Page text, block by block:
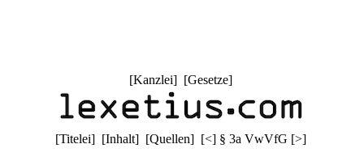
[Kanzlei] [Gesetze]
[Titelei] [Inhalt] [Quellen] [<] § 3a VwVfG [>]